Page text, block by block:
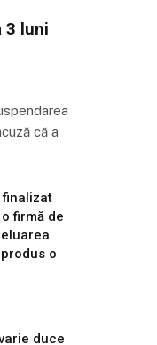
3 luni
că a
finalizat
firmă de
o
duce